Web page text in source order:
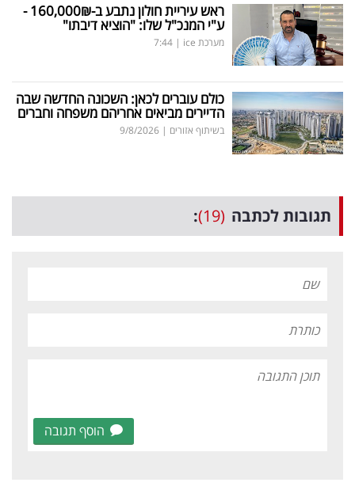
ראש עיריית חולון נתבע ב-160,000₪ -
ע"י המנכ"ל שלו: "הוציא דיבתו"
מערכת ice |
7:44
כולם עוברים לכאן: השכונה החדשה שבה
הדיירים מביאים אחריהם משפחה וחברים
בשיתוף אזורים |
9/8/2026
תגובות לכתבה (19)
:
הוסף תגובה